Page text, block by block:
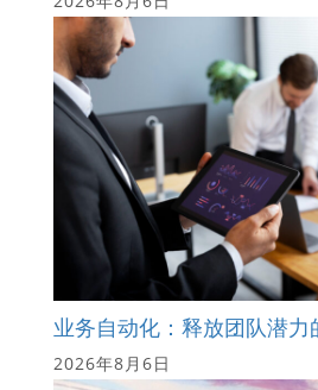
业务自动化：释放团队潜力
2026年8月6日